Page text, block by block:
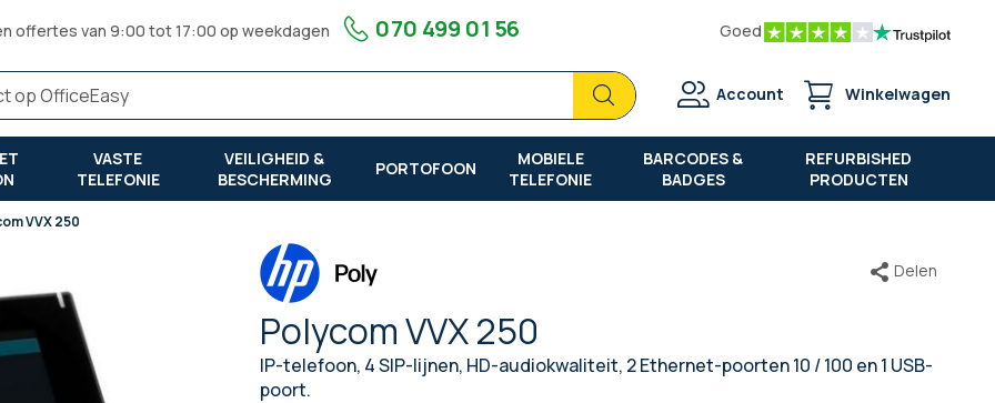
offertes van 9:00 tot 17:00 op weekdagen 070 499 01 56 Goed
Zoek
Zoek
Account Winkelwagen
VASTE
TELEFONIE
VEILIGHEID &
BESCHERMING
PORTOFOON
MOBIELE
TELEFONIE
BARCODES &
BADGES
REFURBISHED
PRODUCTEN
VVX 250
Polycom VVX 250
IP-telefoon, 4 SIP-lijnen, HD-audiokwaliteit, 2 Ethernet-poorten 10 / 100 en 1 USB-
poort.
Delen